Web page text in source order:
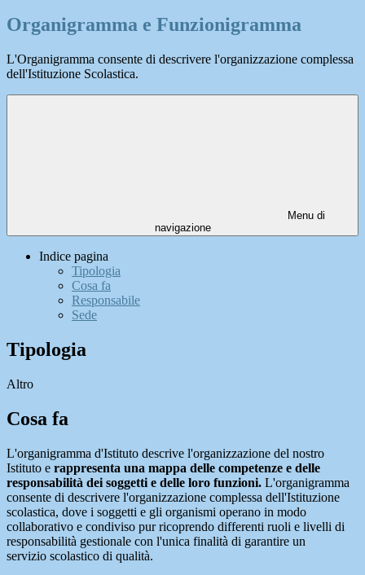
Organigramma e Funzionigramma
L'Organigramma consente di descrivere l'organizzazione complessa
dell'Istituzione Scolastica.
Menu di
navigazione
Indice pagina
Tipologia
Cosa fa
Responsabile
Sede
Tipologia
Altro
Cosa fa
L'organigramma d'Istituto descrive l'organizzazione del nostro
Istituto e rappresenta una mappa delle competenze e delle
responsabilità dei soggetti e delle loro funzioni. L'organigramma
consente di descrivere l'organizzazione complessa dell'Istituzione
scolastica, dove i soggetti e gli organismi operano in modo
collaborativo e condiviso pur ricoprendo differenti ruoli e livelli di
responsabilità gestionale con l'unica finalità di garantire un
servizio scolastico di qualità.